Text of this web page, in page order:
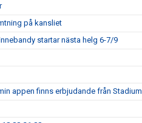
på kansliet
startar nästa helg 6-7/9
appen finns erbjudande från Stadium